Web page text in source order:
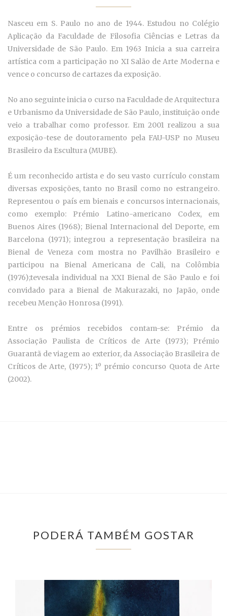
Nasceu em S. Paulo no ano de 1944. Estudou no Colégio
Aplicação da Faculdade de Filosofia Ciências e Letras da
Universidade de São Paulo. Em 1963 Inicia a sua carreira
artística com a participação no XI Salão de Arte Moderna e
vence o concurso de cartazes da exposição.
No ano seguinte inicia o curso na Faculdade de Arquitectura
e Urbanismo da Universidade de São Paulo, instituição onde
veio a trabalhar como professor. Em 2001 realizou a sua
exposição-tese de doutoramento pela FAU-USP no Museu
Brasileiro da Escultura (MUBE).
É um reconhecido artista e do seu vasto currículo constam
diversas exposições, tanto no Brasil como no estrangeiro.
Representou o país em bienais e concursos internacionais,
como exemplo: Prémio Latino-americano Codex, em
Buenos Aires (1968); Bienal Internacional del Deporte, em
Barcelona (1971); integrou a representação brasileira na
Bienal de Veneza com mostra no Pavilhão Brasileiro e
participou na Bienal Americana de Cali, na Colômbia
(1976);tevesala individual na XXI Bienal de São Paulo e foi
convidado para a Bienal de Makurazaki, no Japão, onde
recebeu Menção Honrosa (1991).
Entre os prémios recebidos contam-se: Prémio da
Associação Paulista de Críticos de Arte (1973); Prémio
Guarantã de viagem ao exterior, da Associação Brasileira de
Críticos de Arte, (1975); 1º prémio concurso Quota de Arte
(2002).
PODERÁ TAMBÉM GOSTAR